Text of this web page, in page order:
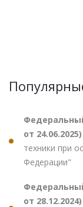
от 24.06.2025)
техники при
Федерации"
от 28.12.2024)